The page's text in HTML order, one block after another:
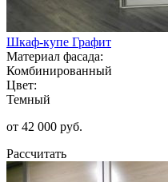
Шкаф-купе Графит
Материал фасада:
Комбинированный
Цвет:
Темный
от 42 000 руб.
Рассчитать